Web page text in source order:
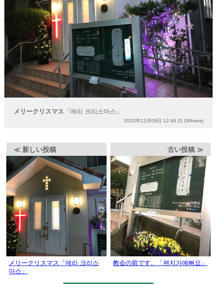
メリークリスマス 「메리 크리스마스」
2020年12月06日 12:46 (3,169view)
≪ 新しい投稿
メリークリスマス「메리 크리스
마스」
古い投稿 ≫
教会の前です。「펜지가예뻐요」